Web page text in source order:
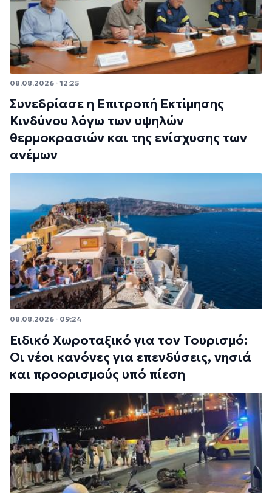
08.08.2026 · 12:25
Συνεδρίασε η Επιτροπή Εκτίμησης
Κινδύνου λόγω των υψηλών
θερμοκρασιών και της ενίσχυσης των
ανέμων
08.08.2026 · 09:24
Ειδικό Χωροταξικό για τον Τουρισμό:
Οι νέοι κανόνες για επενδύσεις, νησιά
και προορισμούς υπό πίεση